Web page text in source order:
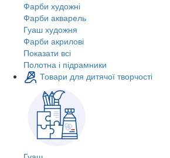
Фарби художні
Фарби акварель
Гуаш художня
Фарби акрилові
Показати всі
Полотна і підрамники
Товари для дитячої творчості